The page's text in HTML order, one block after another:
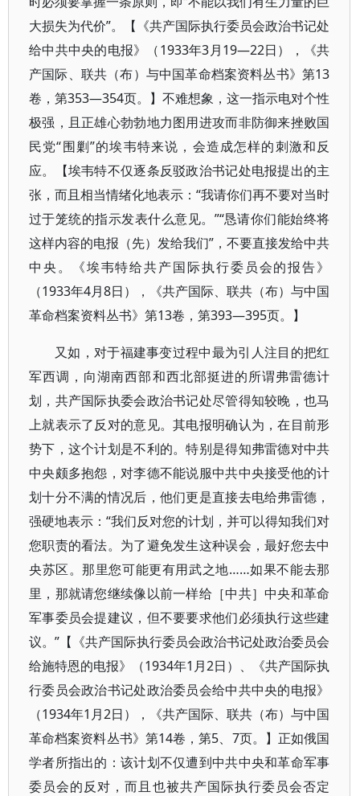
大损失为代价”。【《共产国际执行委员会政治书记处
给中共中央的电报》（1933年3月19—22日），《共
产国际、联共（布）与中国革命档案资料丛书》第13
卷，第353—354页。】不难想象，这一指示电对个性
极强，且正雄心勃勃地力图用进攻而非防御来挫败国
民党“围剿”的埃韦特来说，会造成怎样的刺激和反
应。【埃韦特不仅逐条反驳政治书记处电报提出的主
张，而且相当情绪化地表示：“我请你们再不要对当时
过于笼统的指示发表什么意见。”“恳请你们能始终将
这样内容的电报（先）发给我们”，不要直接发给中共
中央。《埃韦特给共产国际执行委员会的报告》
（1933年4月8日），《共产国际、联共（布）与中国
革命档案资料丛书》第13卷，第393—395页。】
又如，对于福建事变过程中最为引人注目的把红
军西调，向湖南西部和西北部挺进的所谓弗雷德计
划，共产国际执委会政治书记处尽管得知较晚，也马
上就表示了反对的意见。其电报明确认为，在目前形
势下，这个计划是不利的。特别是得知弗雷德对中共
中央颇多抱怨，对李德不能说服中共中央接受他的计
划十分不满的情况后，他们更是直接去电给弗雷德，
强硬地表示：“我们反对您的计划，并可以得知我们对
您职责的看法。为了避免发生这种误会，最好您去中
央苏区。那里您可能更有用武之地……如果不能去那
里，那就请您继续像以前一样给［中共］中央和革命
军事委员会提建议，但不要要求他们必须执行这些建
议。”【《共产国际执行委员会政治书记处政治委员会
给施特恩的电报》（1934年1月2日）、《共产国际执
行委员会政治书记处政治委员会给中共中央的电报》
（1934年1月2日），《共产国际、联共（布）与中国
革命档案资料丛书》第14卷，第5、7页。】正如俄国
学者所指出的：该计划不仅遭到中共中央和革命军事
委员会的反对，而且也被共产国际执行委员会否定